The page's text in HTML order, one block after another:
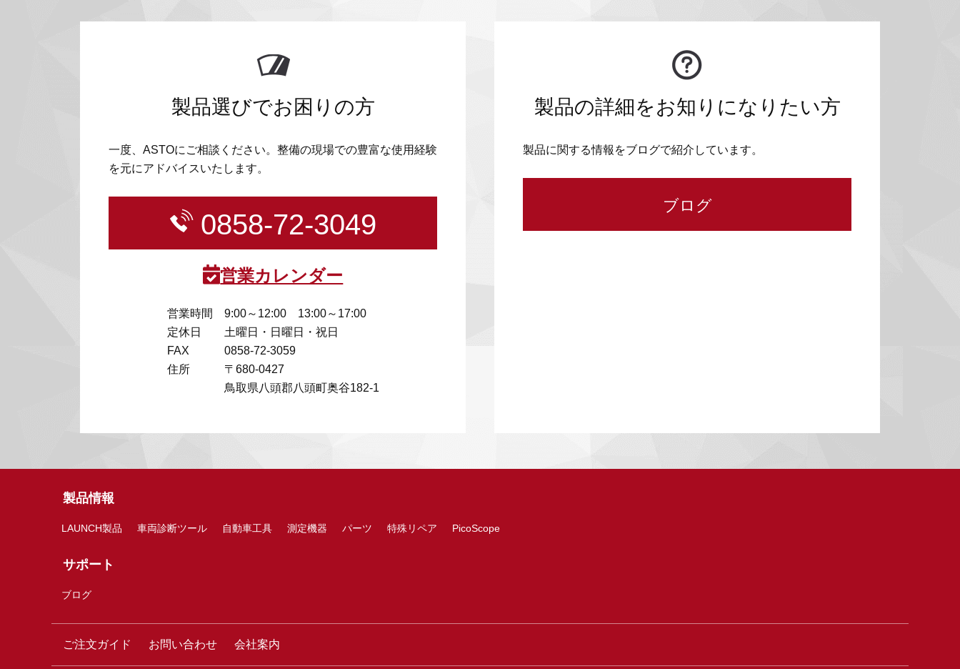
製品選びでお困りの方
一度、ASTOにご相談ください。整備の現場での豊富な使用経験
を元にアドバイスいたします。
0858-72-3049
営業カレンダー
営業時間
9:00～12:00 13:00～17:00
定休日
土曜日・日曜日・祝日
FAX
0858-72-3059
住所
〒680-0427
鳥取県八頭郡八頭町奥谷182-1
製品の詳細をお知りになりたい方
製品に関する情報をブログで紹介しています。
ブログ
製品情報
LAUNCH製品 車両診断ツール 自動車工具 測定機器 パーツ 特殊リペア PicoScope
サポート
ブログ
ご注文ガイド お問い合わせ 会社案内